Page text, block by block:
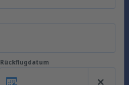
Rückflugdatum